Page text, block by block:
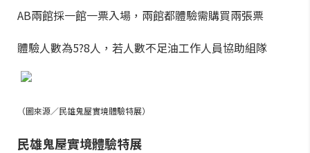
AB兩館採一館一票入場，兩館都體驗需購買兩張票
體驗人數為5?8人，若人數不足油工作人員協助組隊
（圖來源／民雄鬼屋實境體驗特展）
民雄鬼屋實境體驗特展